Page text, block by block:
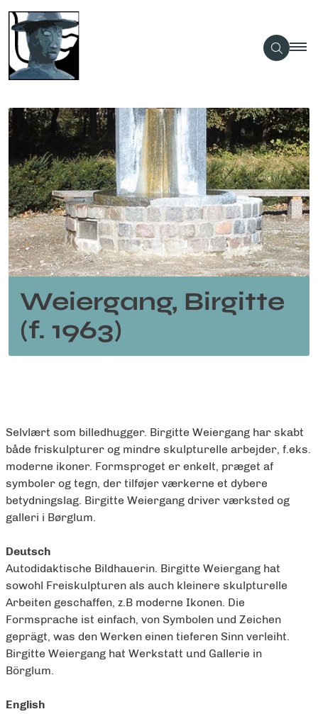
Weiergang, Birgitte
(f. 1963)
Selvlært som billedhugger. Birgitte Weiergang har skabt
både friskulpturer og mindre skulpturelle arbejder, f.eks.
moderne ikoner. Formsproget er enkelt, præget af
symboler og tegn, der tilføjer værkerne et dybere
betydningslag. Birgitte Weiergang driver værksted og
galleri i Børglum.
Deutsch
Autodidaktische Bildhauerin. Birgitte Weiergang hat
sowohl Freiskulpturen als auch kleinere skulpturelle
Arbeiten geschaffen, z.B moderne Ikonen. Die
Formsprache ist einfach, von Symbolen und Zeichen
geprägt, was den Werken einen tieferen Sinn verleiht.
Birgitte Weiergang hat Werkstatt und Gallerie in
Börglum.
English